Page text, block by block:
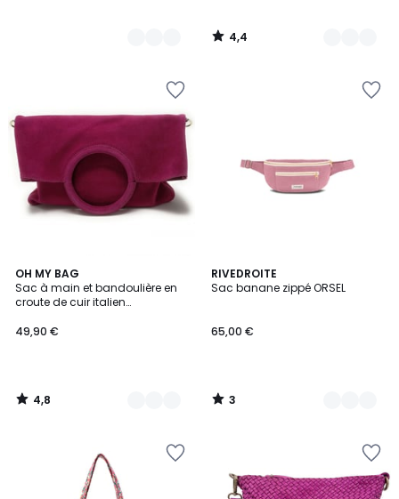
4,4
/
OH MY BAG
Sac à main et bandoulière en
croute de cuir italien
49,90 €
4,8
/ 5
15
Couleurs
4,8
/
RIVEDROITE
Sac banane zippé ORSEL
65,00 €
3
/
5
Couleurs
3
/